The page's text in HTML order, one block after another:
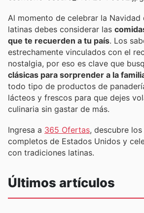
Al momento de celebrar la
latinas debes considerar las
que te recuerden a tu país. Los
estrechamente vinculados con el
nostalgia, por eso es clave que
clásicas para sorprender a la
todo tipo de productos de
lácteos y frescos para que dejes
culinaria sin gastar de más.
Ingresa a 365 Ofertas, descubre
completos de Estados Unidos y
con tradiciones latinas.
Últimos artículos